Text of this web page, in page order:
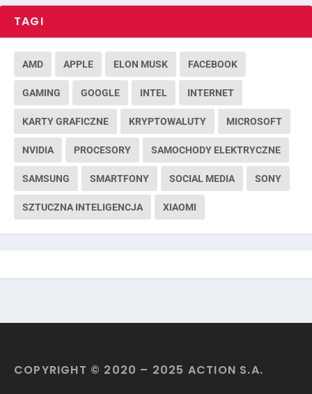
TAGI
AMD APPLE ELON MUSK FACEBOOK
GAMING GOOGLE INTEL INTERNET
KARTY GRAFICZNE KRYPTOWALUTY MICROSOFT
NVIDIA PROCESORY SAMOCHODY ELEKTRYCZNE
SAMSUNG SMARTFONY SOCIAL MEDIA SONY
SZTUCZNA INTELIGENCJA XIAOMI
COPYRIGHT © 2020 – 2025 ACTION S.A.